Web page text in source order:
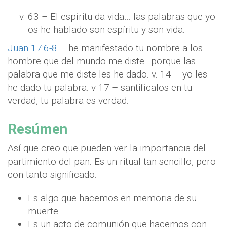
63 – El espíritu da vida… las palabras que yo
os he hablado son espíritu y son vida.
Juan 17:6-8 – he manifestado tu nombre a los
hombre que del mundo me diste…porque las
palabra que me diste les he dado. v. 14 – yo les
he dado tu palabra. v 17 – santifícalos en tu
verdad, tu palabra es verdad.
Resúmen
Así que creo que pueden ver la importancia del
partimiento del pan. Es un ritual tan sencillo, pero
con tanto significado.
Es algo que hacemos en memoria de su
muerte.
Es un acto de comunión que hacemos con